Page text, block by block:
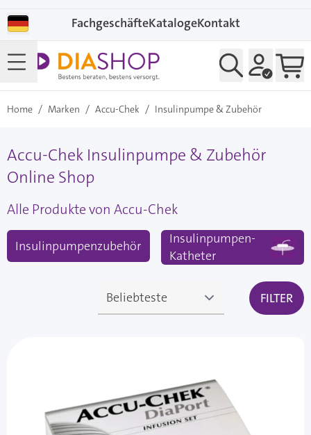
FachgeschäfteKatalogeKontakt
Home / Marken / Accu-Chek / Insulinpumpe & Zubehör
Accu-Chek Insulinpumpe & Zubehör
Online Shop
Alle Produkte von Accu-Chek
Insulinpumpenzubehör
Insulinpumpen-
Katheter
FILTER